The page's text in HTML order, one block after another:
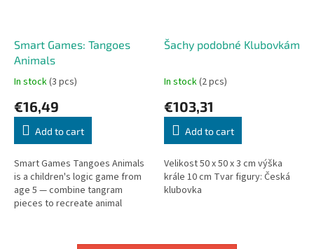
Smart Games: Tangoes
Animals
In stock(3 pcs)
€16,49
Add to cart
Smart Games Tangoes Animals
is a children's logic game from
age 5 — combine tangram
pieces to recreate animal
Šachy podobné Klubovkám
In stock(2 pcs)
€103,31
Add to cart
Velikost 50 x 50 x 3 cm výška
krále 10 cm Tvar figury: Česká
klubovka